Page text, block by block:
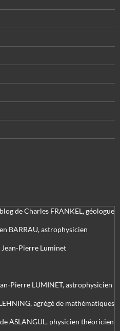
de Charles FRANKEL, géologue
BARRAU, astrophysicien
Jean-Pierre Luminet
Pierre LUMINET, astrophysicien
agrégé de mathématiques
ASLANGUL, physicien théoricien